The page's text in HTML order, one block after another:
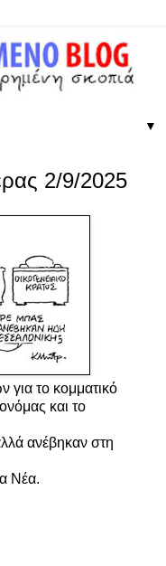
▼
2/9/2025
για το κομματικό
και το
ανέβηκαν στη
Νέα.